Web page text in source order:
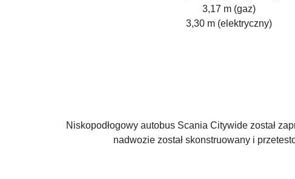
3,17 m (gaz)
3,30 m (elektryczny)
Niskopodłogowy autobus Scania Citywide został
nadwozie został skonstruowany i